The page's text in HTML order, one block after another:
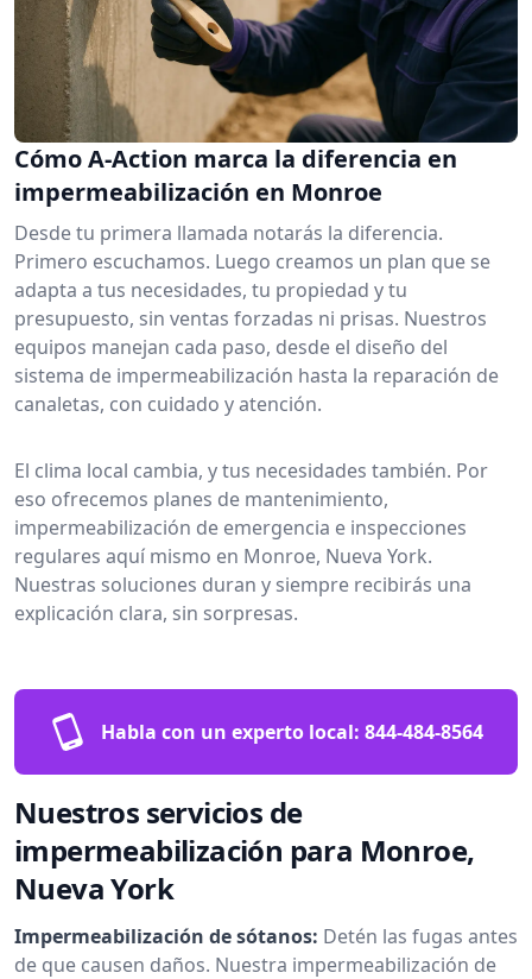
Cómo A-Action marca la diferencia en
impermeabilización en Monroe
Desde tu primera llamada notarás la diferencia.
Primero escuchamos. Luego creamos un plan que se
adapta a tus necesidades, tu propiedad y tu
presupuesto, sin ventas forzadas ni prisas. Nuestros
equipos manejan cada paso, desde el diseño del
sistema de impermeabilización hasta la reparación de
canaletas, con cuidado y atención.
El clima local cambia, y tus necesidades también. Por
eso ofrecemos planes de mantenimiento,
impermeabilización de emergencia e inspecciones
regulares aquí mismo en Monroe, Nueva York.
Nuestras soluciones duran y siempre recibirás una
explicación clara, sin sorpresas.
Habla con un experto local: 844-484-8564
Nuestros servicios de
impermeabilización para Monroe,
Nueva York
Impermeabilización de sótanos: Detén las fugas antes
de que causen daños. Nuestra impermeabilización de